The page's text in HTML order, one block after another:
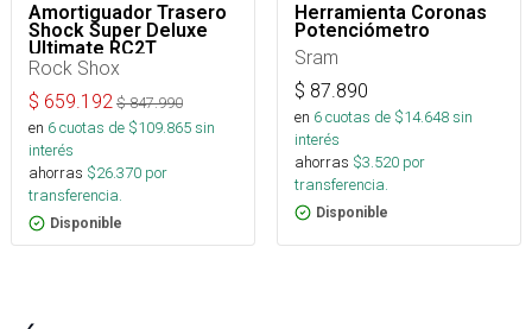
Amortiguador Trasero
Shock Super Deluxe
Ultimate RC2T
LinearAir Loc C2
Estándar
Rock Shox
$ 659.192 $847.990
en 6cuotas de $109.865sin
interés
ahorras $26.370 por
transferencia.
Disponible
Herramienta Coronas
Potenciómetro
Sram
$ 87.890
en 6cuotas de $14.648sin
interés
ahorras $3.520 por
transferencia.
Disponible